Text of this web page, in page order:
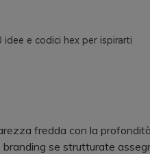
e codici hex per ispirarti
fredda con la profondità
se strutturate